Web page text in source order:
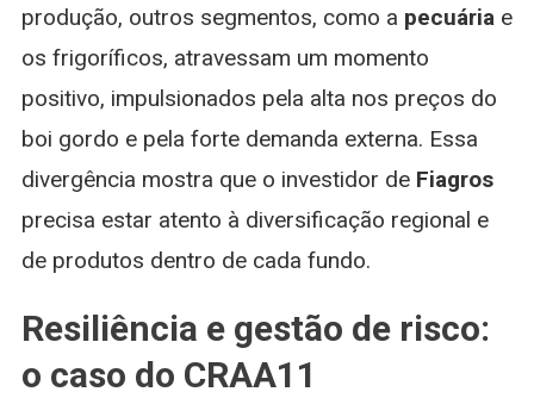
produção, outros segmentos, como a pecuáriae
os frigoríficos, atravessam um momento
positivo, impulsionados pela alta nos preços do
boi gordo e pela forte demanda externa. Essa
divergência mostra que o investidor de Fiagros
precisa estar atento à diversificação regional e
de produtos dentro de cada fundo.
Resiliência e gestão de risco:
o caso do CRAA11